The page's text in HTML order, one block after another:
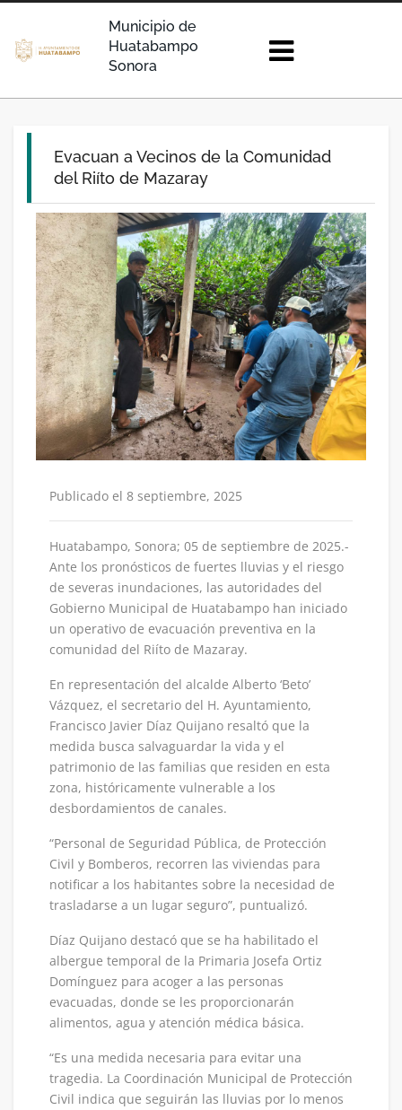
Municipio de
Huatabampo
Sonora
Evacuan a Vecinos de la Comunidad
del Riíto de Mazaray
Publicado el 8 septiembre, 2025
Huatabampo, Sonora; 05 de septiembre de 2025.-
Ante los pronósticos de fuertes lluvias y el riesgo
de severas inundaciones, las autoridades del
Gobierno Municipal de Huatabampo han iniciado
un operativo de evacuación preventiva en la
comunidad del Riíto de Mazaray.
En representación del alcalde Alberto ‘Beto’
Vázquez, el secretario del H. Ayuntamiento,
Francisco Javier Díaz Quijano resaltó que la
medida busca salvaguardar la vida y el
patrimonio de las familias que residen en esta
zona, históricamente vulnerable a los
desbordamientos de canales.
“Personal de Seguridad Pública, de Protección
Civil y Bomberos, recorren las viviendas para
notificar a los habitantes sobre la necesidad de
trasladarse a un lugar seguro”, puntualizó.
Díaz Quijano destacó que se ha habilitado el
albergue temporal de la Primaria Josefa Ortiz
Domínguez para acoger a las personas
evacuadas, donde se les proporcionarán
alimentos, agua y atención médica básica.
“Es una medida necesaria para evitar una
tragedia. La Coordinación Municipal de Protección
Civil indica que seguirán las lluvias por lo menos